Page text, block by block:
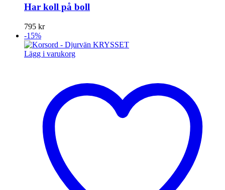
Har koll på boll
795 kr
-15%
Lägg i varukorg